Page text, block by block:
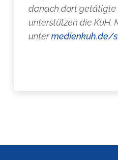
danach dort getätigte
unterstützen die KuH.
untermedienkuh.de/